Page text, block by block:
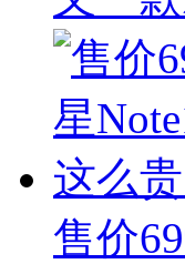
售价